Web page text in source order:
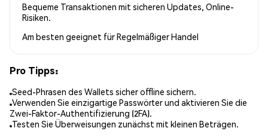
Bequeme Transaktionen mit sicheren Updates, Online-
Risiken.
Am besten geeignet fürRegelmäßiger Handel
Pro Tipps:
Seed-Phrasen des Wallets sicher offline sichern.
Verwenden Sie einzigartige Passwörter und aktivieren Sie die
Zwei-Faktor-Authentifizierung (2FA).
Testen Sie Überweisungen zunächst mit kleinen Beträgen.